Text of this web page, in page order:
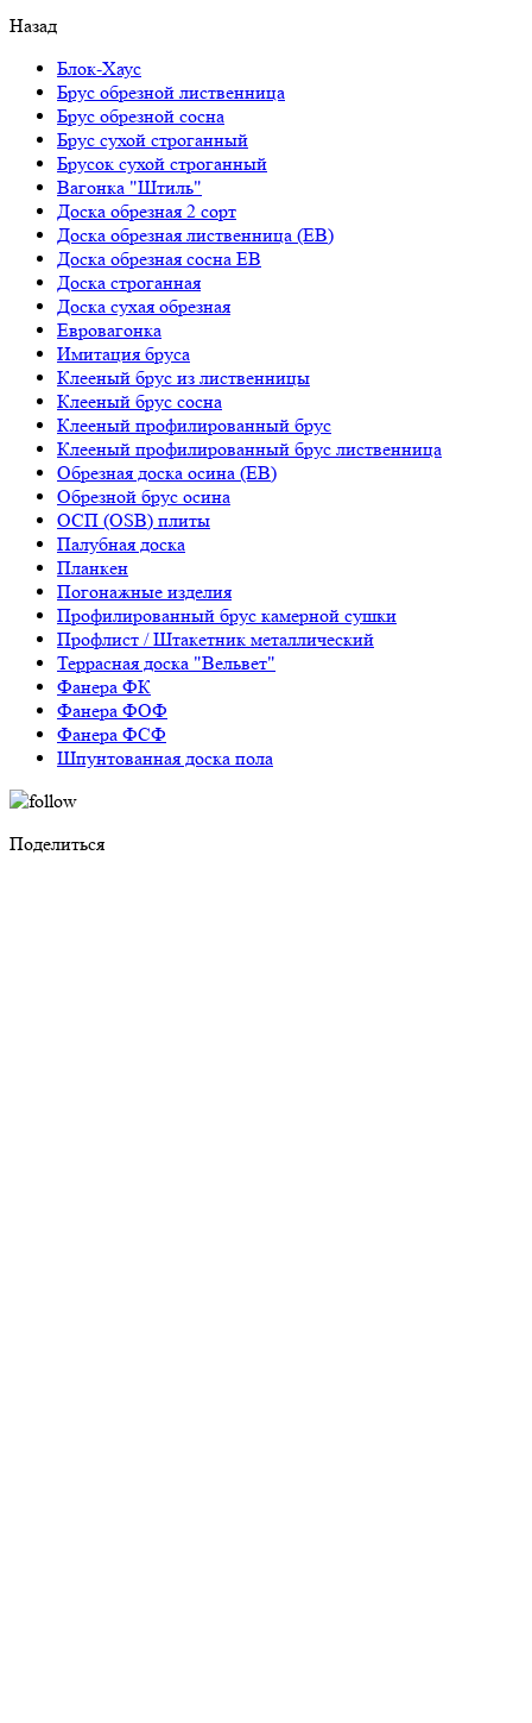
Назад
Блок-Хаус
Брус обрезной лиственница
Брус обрезной сосна
Брус сухой строганный
Брусок сухой строганный
Вагонка "Штиль"
Доска обрезная 2 сорт
Доска обрезная лиственница (ЕВ)
Доска обрезная сосна ЕВ
Доска строганная
Доска сухая обрезная
Евровагонка
Имитация бруса
Клееный брус из лиственницы
Клееный брус сосна
Клееный профилированный брус
Клееный профилированный брус лиственница
Обрезная доска осина (ЕВ)
Обрезной брус осина
ОСП (OSB) плиты
Палубная доска
Планкен
Погонажные изделия
Профилированный брус камерной сушки
Профлист / Штакетник металлический
Террасная доска "Вельвет"
Фанера ФК
Фанера ФОФ
Фанера ФСФ
Шпунтованная доска пола
Поделиться